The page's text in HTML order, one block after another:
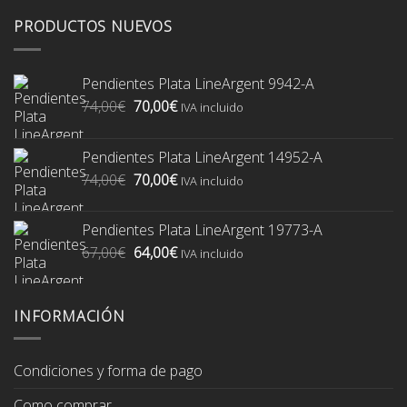
PRODUCTOS NUEVOS
Pendientes Plata LineArgent 9942-A
74,00€ El
era:
74,00€.
70,00€El
es:
70,00€.
IVA incluido
Pendientes Plata LineArgent 14952-A
74,00€ El
era:
74,00€.
70,00€El
es:
70,00€.
IVA incluido
Pendientes Plata LineArgent 19773-A
67,00€ El
64,00€ElIVA incluido
INFORMACIÓN
Condiciones y forma de pago